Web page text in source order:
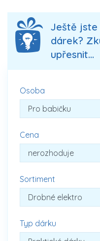
Ještě jste
dárek?
upřesnit...
Osoba
Cena
Sortiment
Typ dárku